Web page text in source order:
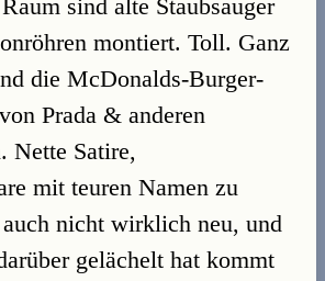
sind alte Staubsauger
montiert. Toll. Ganz
die McDonalds-Burger-
Prada & anderen
Nette Satire,
mit teuren Namen zu
nicht wirklich neu, und
gelächelt hat kommt